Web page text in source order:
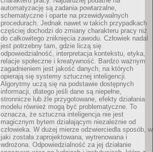
automatyzację są zadania powtarzalne,
schematyczne i oparte na przewidywalnych
procedurach. Jednak nawet w takich przypadkach
częściej dochodzi do zmiany charakteru pracy niż
do całkowitego zniknięcia zawodu. Człowiek nadal
jest potrzebny tam, gdzie liczą się
odpowiedzialność, interpretacja kontekstu, etyka,
relacje społeczne i kreatywność. Bardzo ważnym
zagadnieniem jest jakość danych, na których
opierają się systemy sztucznej inteligencji.
Algorytmy uczą się na podstawie dostępnych
informacji, dlatego jeśli dane są niepełne,
stronnicze lub źle przygotowane, efekty działania
modelu również mogą być problematyczne. To
oznacza, że sztuczna inteligencja nie jest
magicznym bytem działającym niezależnie od
człowieka. W dużej mierze odzwierciedla sposób, w
jaki została zaprojektowana, wytrenowana i
wdrożona. Odpowiedzialność za jej działanie